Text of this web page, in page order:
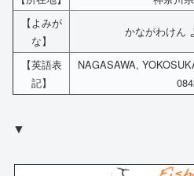
【よみが
な】
かながわけん
【英語表
記】
NAGASAWA,
▼